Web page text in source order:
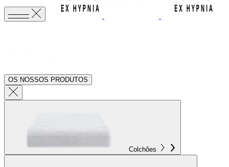
OS NOSSOS PRODUTOS
Colchões